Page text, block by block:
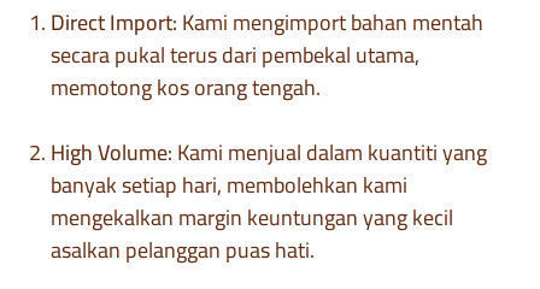
Direct Import:Kami mengimport bahan mentah
secara pukal terus dari pembekal utama,
memotong kos orang tengah.
High Volume:Kami menjual dalam kuantiti yang
banyak setiap hari, membolehkan kami
mengekalkan margin keuntungan yang kecil
asalkan pelanggan puas hati.